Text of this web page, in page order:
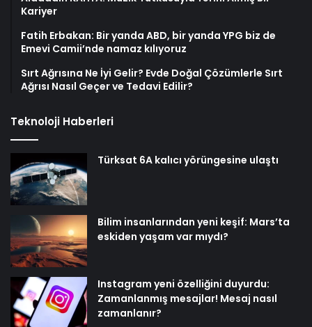
Kariyer
Fatih Erbakan: Bir yanda ABD, bir yanda YPG biz de
Emevi Camii’nde namaz kılıyoruz
Sırt Ağrısına Ne İyi Gelir? Evde Doğal Çözümlerle Sırt
Ağrısı Nasıl Geçer ve Tedavi Edilir?
Teknoloji Haberleri
Türksat 6A kalıcı yörüngesine ulaştı
Bilim insanlarından yeni keşif: Mars’ta
eskiden yaşam var mıydı?
Instagram yeni özelliğini duyurdu:
Zamanlanmış mesajlar! Mesaj nasıl
zamanlanır?